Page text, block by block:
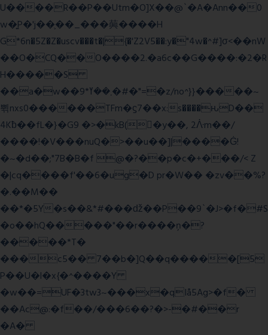
U����R��P��Utm�O]X��@`�A�Ann��0
w�͍P�'j��֛��_���䕟����H
G*6n�5Z�Z�uscv���t�|{�'Z2V5��:y�"4w�^#]σ<��nW
��O�CQ��O����2.�a6c��G����:�2�R
H�����S
��a�w��9*܂��ߌ�#�"=�z/no^}}�����~
쀢nxs0������TFm�ϛ7��x:s����ԋD��
4Kƀ��fL�}�G9 �>�kB(�ِy��, 2ᐿm��/
����!�V���nuQ�>��u��]|����Ġ!
�~�d��;"7B�B�f @�?��p�c�+���/< Z
�|cq����f'��6�ug�D pr�W�� �zv��%?
�.��M��
��*�5Y�s��&*#���ǆ��P��9`�J>�f�#S
�o��hQ�����"��r����ņ�?
�����*T�
���c5�� 7��b�]Q��q�����[5
P��U�l�x{�^����Y
�w��=UF�3tw3~���x�qIå5Ag>�f�
��Ac@:�f��/���6��?�>-�#��r
�A�